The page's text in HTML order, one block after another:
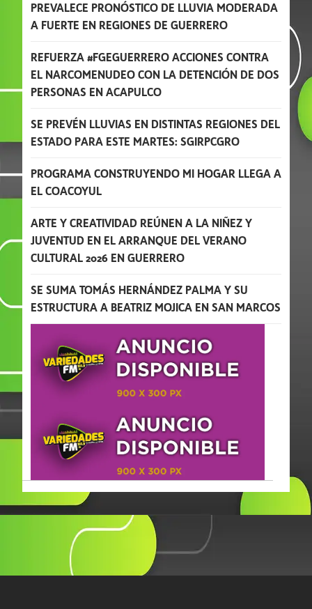
PREVALECE PRONÓSTICO DE LLUVIA MODERADA
A FUERTE EN REGIONES DE GUERRERO
REFUERZA #FGEGUERRERO ACCIONES CONTRA
EL NARCOMENUDEO CON LA DETENCIÓN DE DOS
PERSONAS EN ACAPULCO
SE PREVÉN LLUVIAS EN DISTINTAS REGIONES DEL
ESTADO PARA ESTE MARTES: SGIRPCGRO
PROGRAMA CONSTRUYENDO MI HOGAR LLEGA A
EL COACOYUL
ARTE Y CREATIVIDAD REÚNEN A LA NIÑEZ Y
JUVENTUD EN EL ARRANQUE DEL VERANO
CULTURAL 2026 EN GUERRERO
SE SUMA TOMÁS HERNÁNDEZ PALMA Y SU
ESTRUCTURA A BEATRIZ MOJICA EN SAN MARCOS